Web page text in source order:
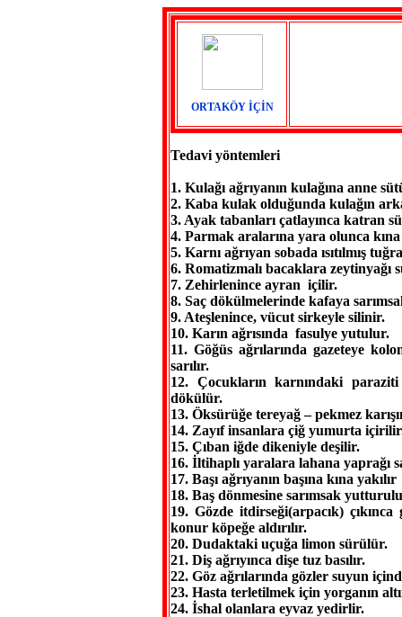
ORTAKÖY İÇİN
Tedavi yöntemleri
1. Kulağı ağrıyanın kulağına anne
2. Kaba kulak olduğunda kulağın
3. Ayak tabanları çatlayınca katran
4. Parmak aralarına yara olunca kına
5. Karnı ağrıyan sobada ısıtılmış
6. Romatizmalı bacaklara zeytinyağı
7. Zehirlenince ayran içilir.
8. Saç dökülmelerinde kafaya
9. Ateşlenince, vücut sirkeyle silinir.
10. Karın ağrısında fasulye yutulur.
11. Göğüs ağrılarında gazeteye
sarılır.
12. Çocukların karnındaki
dökülür.
13. Öksürüğe tereyağ – pekmez
14. Zayıf insanlara çiğ yumurta
15. Çıban iğde dikeniyle deşilir.
16. İltihaplı yaralara lahana yaprağı
17. Başı ağrıyanın başına kına yakılır
18. Baş dönmesine sarımsak
19. Gözde itdirseği(arpacık)
konur köpeğe aldırılır.
20. Dudaktaki uçuğa limon sürülür.
21. Diş ağrıyınca dişe tuz basılır.
22. Göz ağrılarında gözler suyun
23. Hasta terletilmek için yorganın
24. İshal olanlara eyvaz yedirlir.